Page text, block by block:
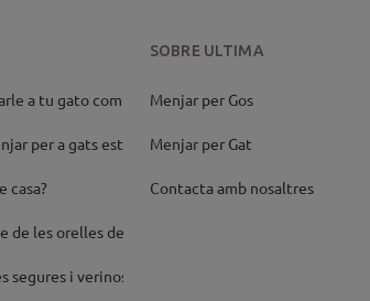
a tu gato comida h
per a gats este
casa?
de les orelles del
segures i verinos
SOBRE ULTIMA
Menjar per Gos
Menjar per Gat
Contacta amb nosaltres